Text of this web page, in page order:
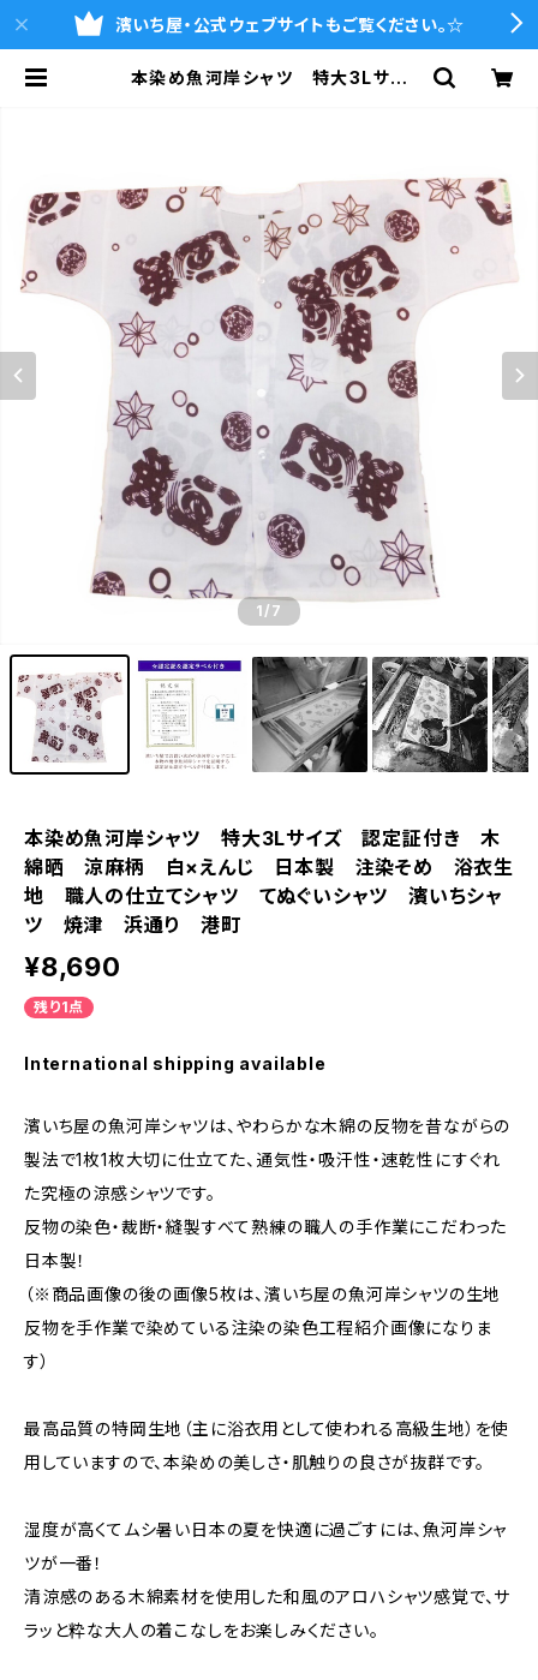
濱いち屋・公式ウェブサイトもご覧ください。☆
本染め魚河岸シャツ 特大3Lサイ
通販サイト
1/7
本染め魚河岸シャツ 特大3Lサイズ 認定証付き 木
綿晒 涼麻柄 白×えんじ 日本製 注染そめ 浴衣生
地 職人の仕立てシャツ てぬぐいシャツ 濱いちシャ
ツ 焼津 浜通り 港町
¥8,690
残り1点
International shipping available
濱いち屋の魚河岸シャツは、やわらかな木綿の反物を昔ながらの
製法で1枚1枚大切に仕立てた、通気性・吸汗性・速乾性にすぐれ
た究極の涼感シャツです。
反物の染色・裁断・縫製すべて熟練の職人の手作業にこだわった
日本製！
（※商品画像の後の画像5枚は、濱いち屋の魚河岸シャツの生地
反物を手作業で染めている注染の染色工程紹介画像になりま
す）
最高品質の特岡生地（主に浴衣用として使われる高級生地）を使
用していますので、本染めの美しさ・肌触りの良さが抜群です。
湿度が高くてムシ暑い日本の夏を快適に過ごすには、魚河岸シャ
ツが一番！
清涼感のある木綿素材を使用した和風のアロハシャツ感覚で、サ
ラッと粋な大人の着こなしをお楽しみください。